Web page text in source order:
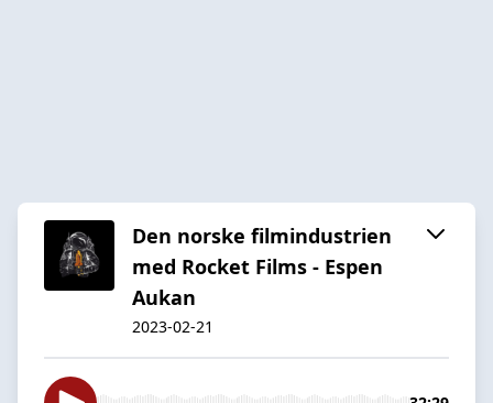
Den norske filmindustrien
med Rocket Films - Espen
Aukan
2023-02-21